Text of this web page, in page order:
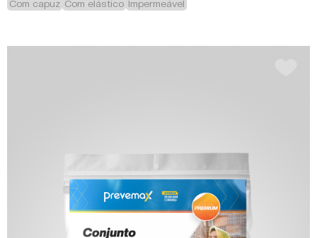
Com capuz Com elástico Impermeável